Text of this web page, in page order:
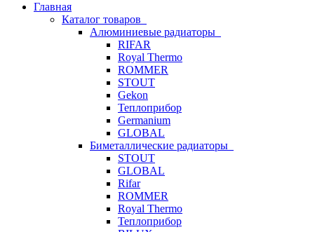
Главная
Каталог товаров
Алюминиевые радиаторы
RIFAR
Royal Thermo
ROMMER
STOUT
Gekon
Теплоприбор
Germanium
GLOBAL
Биметаллические радиаторы
STOUT
GLOBAL
Rifar
ROMMER
Royal Thermo
Теплоприбор